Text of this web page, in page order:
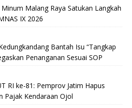
Malang Raya Satukan Langkah
IX 2026
Bantah Isu “Tangkap
Penanganan Sesuai SOP
RI ke-81: Pemprov Jatim Hapus
Pajak Kendaraan Ojol